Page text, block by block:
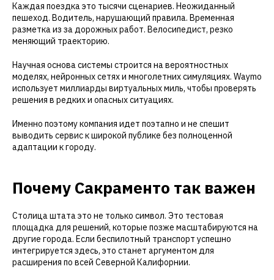
Каждая поездка это тысячи сценариев. Неожиданный
пешеход. Водитель, нарушающий правила. Временная
разметка из за дорожных работ. Велосипедист, резко
меняющий траекторию.
Научная основа системы строится на вероятностных
моделях, нейронных сетях и многолетних симуляциях. Waymo
использует миллиарды виртуальных миль, чтобы проверять
решения в редких и опасных ситуациях.
Именно поэтому компания идет поэтапно и не спешит
выводить сервис к широкой публике без полноценной
адаптации к городу.
Почему Сакраменто так важен
Столица штата это не только символ. Это тестовая
площадка для решений, которые позже масштабируются на
другие города. Если беспилотный транспорт успешно
интегрируется здесь, это станет аргументом для
расширения по всей Северной Калифорнии.